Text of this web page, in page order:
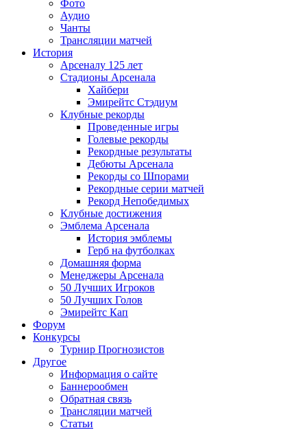
Фото
Аудио
Чанты
Трансляции матчей
История
Арсеналу 125 лет
Стадионы Арсенала
Хайбери
Эмирейтс Стэдиум
Клубные рекорды
Проведенные игры
Голевые рекорды
Рекордные результаты
Дебюты Арсенала
Рекорды со Шпорами
Рекордные серии матчей
Рекорд Непобедимых
Клубные достижения
Эмблема Арсенала
История эмблемы
Герб на футболках
Домашняя форма
Менеджеры Арсенала
50 Лучших Игроков
50 Лучших Голов
Эмирейтс Кап
Форум
Конкурсы
Турнир Прогнозистов
Другое
Информация о сайте
Баннерообмен
Обратная связь
Трансляции матчей
Статьи